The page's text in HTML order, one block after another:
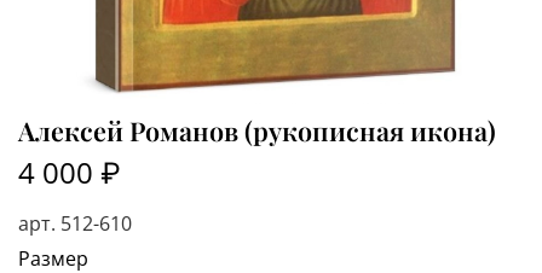
арт. 512-610
Алексей Романов (рукописная икона)
4 000 ₽
Размер